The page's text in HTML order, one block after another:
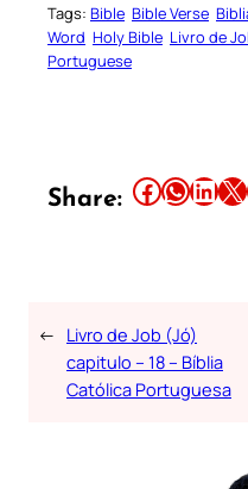
Tags: Bible Bible Verse
Word Holy Bible Livro de
Portuguese
Share: Share this article on Facebook Share this article on WhatsApp Share this article on LinkedIn Share this article on X
← Livro de Job (Jó)
capitulo – 18 – Bíblia
Católica Portuguesa